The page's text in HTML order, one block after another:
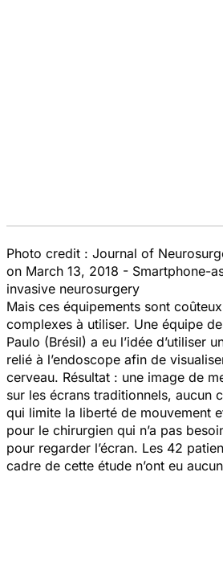
Photo credit : Journal of
on March 13, 2018 - Smartphone-
invasive neurosurgery
Mais ces équipements sont
complexes à utiliser. Une équipe
Paulo (Brésil) a eu l’idée d’utiliser
relié à l’endoscope afin de
cerveau. Résultat : une image de
sur les écrans traditionnels, aucun
qui limite la liberté de mouvement
pour le chirurgien qui n’a pas
pour regarder l’écran. Les 42
cadre de cette étude n’ont eu